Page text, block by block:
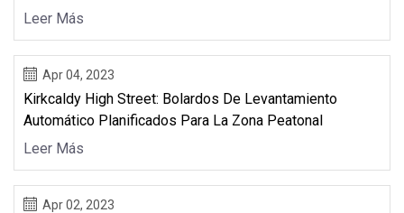
Leer Más
Apr 04, 2023
Kirkcaldy High Street: Bolardos De Levantamiento
Automático Planificados Para La Zona Peatonal
Leer Más
Apr 02, 2023